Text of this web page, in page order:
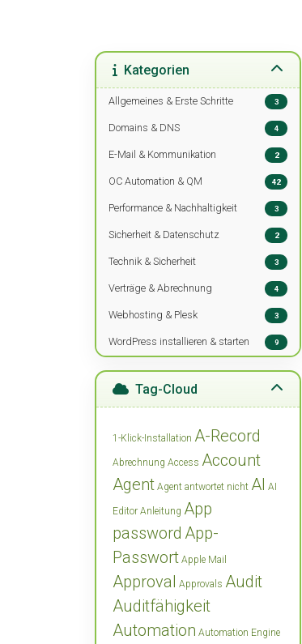
Kategorien
Allgemeines & Erste Schritte 3
Domains & DNS 4
E-Mail & Kommunikation 2
OC Automation & QM 42
Performance & Nachhaltigkeit 3
Sicherheit & Datenschutz 2
Technik & Sicherheit 3
Verträge & Abrechnung 4
Webhosting & Plesk 3
WordPress installieren & starten 9
Tag-Cloud
1-Klick-Installation A-Record
Abrechnung Access Account
Agent Agent antwortet nicht AI AI
Editor Anleitung App
password App-
Passwort Apple Mail
Approval Approvals Audit
Auditfähigkeit
Automation Automation Engine